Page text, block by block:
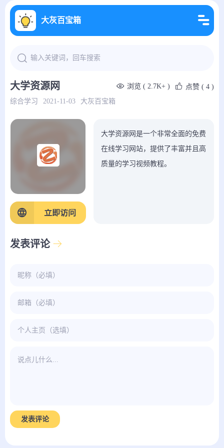
大灰百宝箱
大学资源网 浏览 ( 2.7K+ ) 点赞 ( 4 )
综合学习
2021-11-03 大灰百宝箱
立即访问
大学资源网是一个非常全面的免费
在线学习网站，提供了丰富并且高
质量的学习视频教程。
发表评论
发表评论